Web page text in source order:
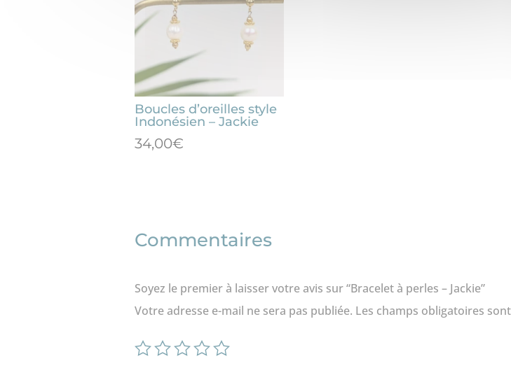
Boucles d’oreilles style
Indonésien – Jackie
34,00€
Commentaires
Soyez le premier à laisser votre avis sur “Bracelet à perles – Jackie”
Votre adresse e-mail ne sera pas publiée. Les champs obligatoires